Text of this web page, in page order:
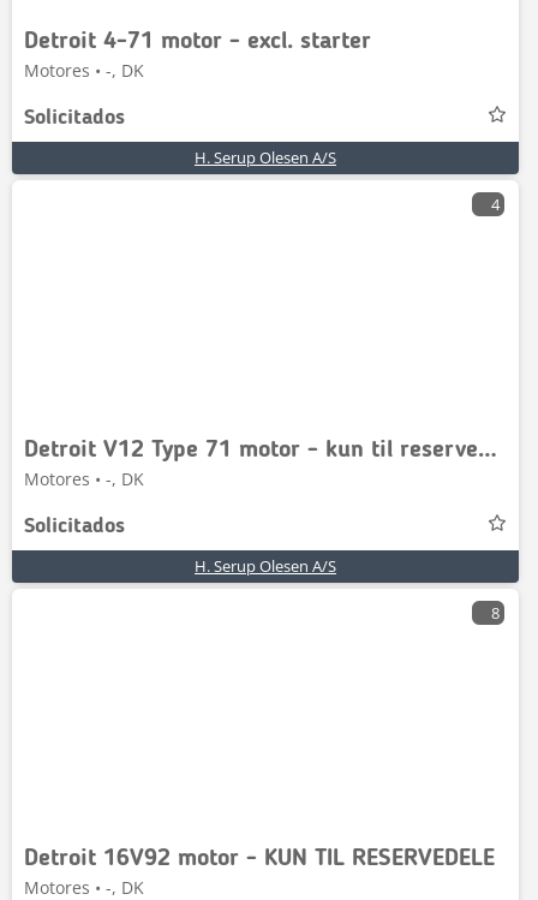
Detroit 4-71 motor - excl. starter
Motores • -, DK
Solicitados
H. Serup Olesen A/S
4
Detroit V12 Type 71 motor - kun til reservedele
Motores • -, DK
Solicitados
H. Serup Olesen A/S
8
Detroit 16V92 motor - KUN TIL RESERVEDELE
Motores • -, DK